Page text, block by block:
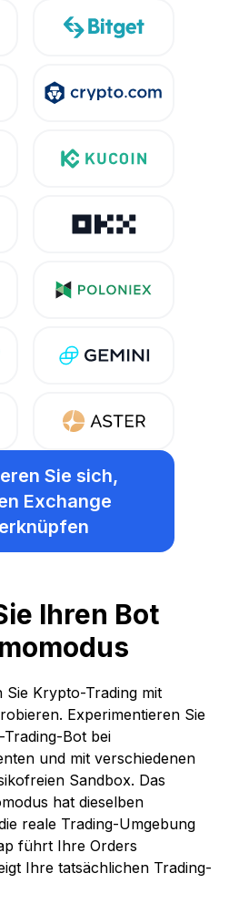
Sie sich,
Exchange
Ihren Bot
Sie Krypto-Trading mit
Experimentieren Sie
Bot bei
und mit verschiedenen
Sandbox. Das
hat dieselben
reale Trading-Umgebung
führt Ihre Orders
Ihre tatsächlichen Trading-